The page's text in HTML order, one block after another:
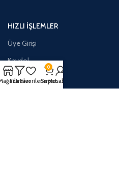
HIZLI İŞLEMLER
Üye Girişi
Kaydol
FiltrelerFavorilerim
0
SepetHesabım